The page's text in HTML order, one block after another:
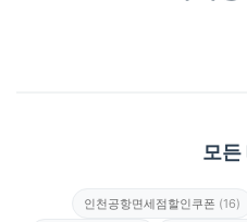
모든
인천공항면세점할인쿠폰 (16)